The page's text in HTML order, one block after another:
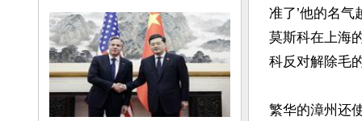
准了’他的名
莫斯科在上海
科反对解除毛
繁华的漳州还